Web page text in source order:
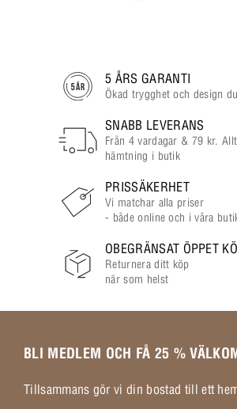
5 ÅRS GARANTI
Ökad trygghet och design
SNABB LEVERANS
Från 4 vardagar & 79 kr.
hämtning i butik
PRISSÄKERHET
Vi matchar alla priser
- både online och i våra
OBEGRÄNSAT ÖPPET
Returnera ditt köp
när som helst
BLI MEDLEM OCH FÅ 25 %
Tillsammans gör vi din bostad till ett